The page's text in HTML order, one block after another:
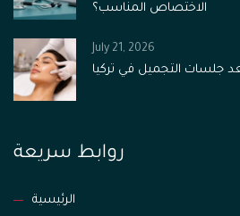
الاختصاص المناسب؟
July 21, 2026
جلسات التجميل في تركيا
روابط سريعة
الرئيسية